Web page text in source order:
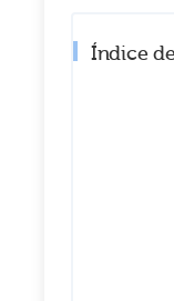
Índice